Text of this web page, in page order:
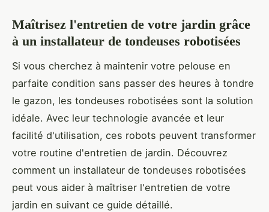
Maîtrisez l'entretien de votre jardin grâce
à un installateur de tondeuses robotisées
Si vous cherchez à maintenir votre pelouse en
parfaite condition sans passer des heures à tondre
le gazon, les tondeuses robotisées sont la solution
idéale. Avec leur technologie avancée et leur
facilité d'utilisation, ces robots peuvent transformer
votre routine d'entretien de jardin. Découvrez
comment un installateur de tondeuses robotisées
peut vous aider à maîtriser l'entretien de votre
jardin en suivant ce guide détaillé.